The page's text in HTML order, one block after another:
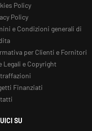
Policy
Policy
e Condizioni generali di
per Clienti e Fornitori
Legali e Copyright
Finanziati
SU